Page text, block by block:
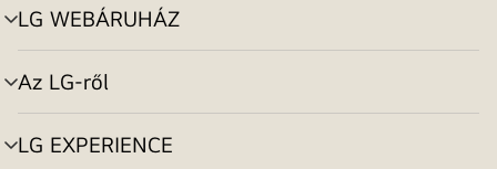
LG WEBÁRUHÁZ
menu
toggle
Az LG-ről
menu
toggle
LG EXPERIENCE
menu